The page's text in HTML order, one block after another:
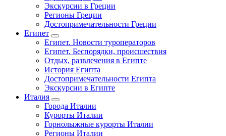
Экскурсии в Греции
Регионы Греции
Достопримечательности Греции
Египет
Египет. Новости туроператоров
Египет. Беспорядки, происшествия
Отдых, развлечения в Египте
История Египта
Достопримечательности Египта
Экскурсии в Египте
Италия
Города Италии
Курорты Италии
Горнолыжные курорты Италии
Регионы Италии